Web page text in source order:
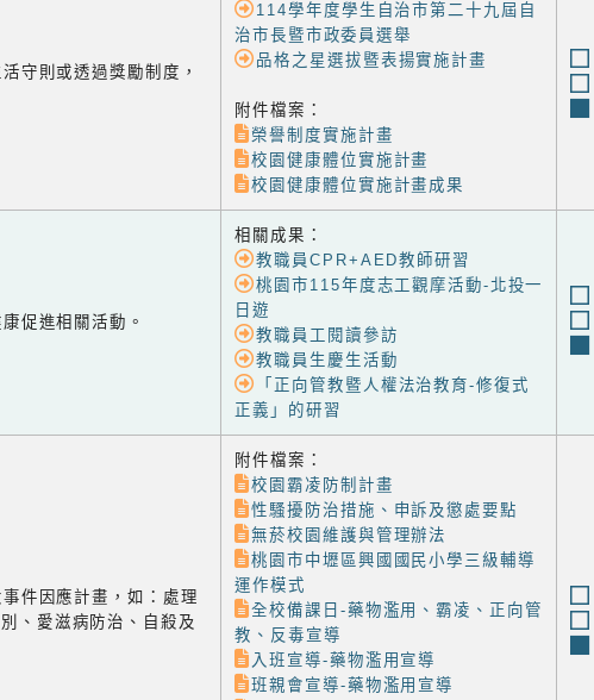
守則或透過獎勵制度，
114學年度學生自治市第二十九屆自
治市長暨市政委員選舉
品格之星選拔暨表揚實施計畫
附件檔案：
榮譽制度實施計畫
校園健康體位實施計畫
校園健康體位實施計畫成果
促進相關活動。
相關成果：
教職員CPR+AED教師研習
桃園市115年度志工觀摩活動-北投一
日遊
教職員工閱讀參訪
教職員生慶生活動
「正向管教暨人權法治教育-修復式
正義」的研習
件因應計畫，如：處理
、愛滋病防治、自殺及
附件檔案：
校園霸凌防制計畫
性騷擾防治措施、申訴及懲處要點
無菸校園維護與管理辦法
桃園市中壢區興國國民小學三級輔導
運作模式
全校備課日-藥物濫用、霸凌、正向管
教、反毒宣導
入班宣導-藥物濫用宣導
班親會宣導-藥物濫用宣導